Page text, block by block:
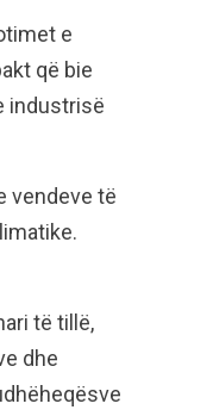
e
që bie
industrisë
vendeve të
të tillë,
dhe